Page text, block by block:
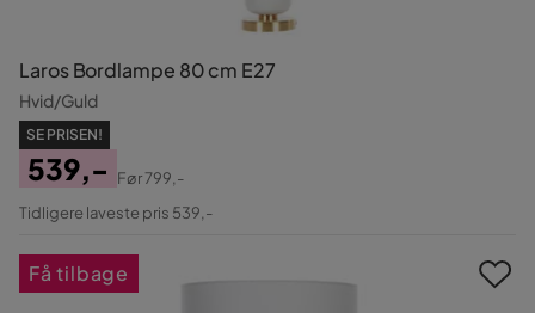
Laros Bordlampe 80 cm E27
Hvid/Guld
SE PRISEN!
Pris
539,-
Original
Før799,-
Tidligere laveste pris 539,-
Få tilbage